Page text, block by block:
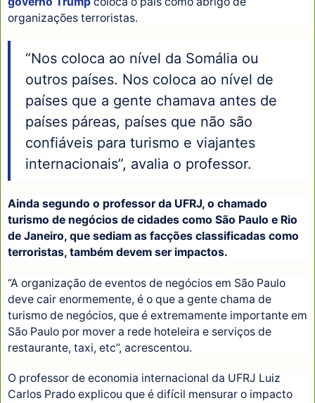
organizações terroristas.
“Nos coloca ao nível da Somália ou
outros países. Nos coloca ao nível de
países que a gente chamava antes de
países páreas, países que não são
confiáveis para turismo e viajantes
internacionais”, avalia o professor.
Ainda segundo o professor da UFRJ, o chamado
turismo de negócios de cidades como São Paulo e Rio
de Janeiro, que sediam as facções classificadas como
terroristas, também devem ser impactos.
“A organização de eventos de negócios em São Paulo
deve cair enormemente, é o que a gente chama de
turismo de negócios, que é extremamente importante em
São Paulo por mover a rede hoteleira e serviços de
restaurante, taxi, etc”, acrescentou.
O professor de economia internacional da UFRJ Luiz
Carlos Prado explicou que é difícil mensurar o impacto